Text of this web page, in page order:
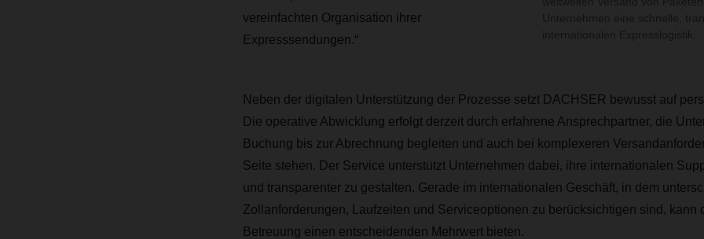
vereinfachten Organisation ihrer
Expresssendungen.“
Neben der digitalen Unterstützung der Prozesse setzt DACHSER bewusst auf
Die operative Abwicklung erfolgt derzeit durch erfahrene Ansprechpartner, die
Buchung bis zur Abrechnung begleiten und auch bei komplexeren
Seite stehen. Der Service unterstützt Unternehmen dabei, ihre internationalen
und transparenter zu gestalten. Gerade im internationalen Geschäft, in dem
Zollanforderungen, Laufzeiten und Serviceoptionen zu berücksichtigen sind, kann
Betreuung einen entscheidenden Mehrwert bieten.